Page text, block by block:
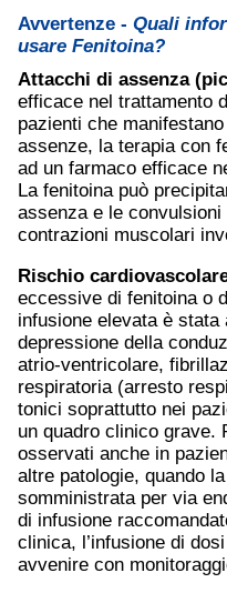
Avvertenze - Quali
usare Fenitoina?
Attacchi di assenza
efficace nel trattamento
pazienti che
assenze, la terapia con
ad un farmaco efficace
La fenitoina può
assenza e le
contrazioni muscolari
Rischio
eccessive di fenitoina o
infusione elevata è
depressione della
atrio-ventricolare,
respiratoria (arresto
tonici soprattutto nei
un quadro clinico grave.
osservati anche in
altre patologie, quando
somministrata per via
di infusione
clinica, l’infusione di
avvenire con